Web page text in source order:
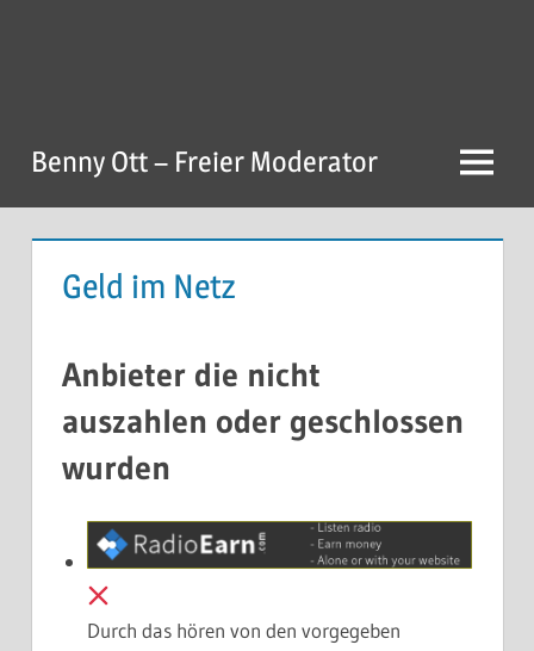
Benny Ott – Freier Moderator Menu
Geld im Netz
Anbieter die nicht
auszahlen oder geschlossen
wurden
Durch das hören von den vorgegeben